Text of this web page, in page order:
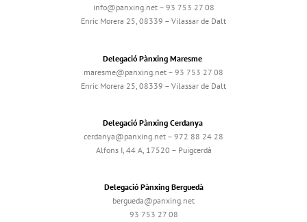
info@panxing.net – 93 753 27 08
Enric Morera 25, 08339 – Vilassar de Dalt
Delegació Pànxing Maresme
maresme@panxing.net – 93 753 27 08
Enric Morera 25, 08339 – Vilassar de Dalt
Delegació Pànxing Cerdanya
cerdanya@panxing.net – 972 88 24 28
Alfons I, 44 A, 17520 – Puigcerdà
Delegació Pànxing Berguedà
bergueda@panxing.net
93 753 27 08